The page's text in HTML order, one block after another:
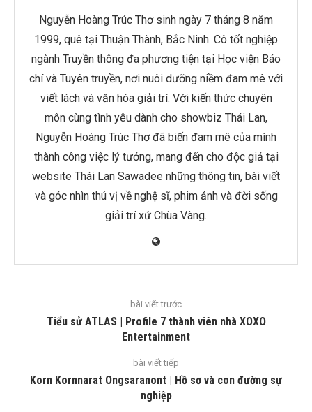
Nguyễn Hoàng Trúc Thơ sinh ngày 7 tháng 8 năm
1999, quê tại Thuận Thành, Bắc Ninh. Cô tốt nghiệp
ngành Truyền thông đa phương tiện tại Học viện Báo
chí và Tuyên truyền, nơi nuôi dưỡng niềm đam mê với
viết lách và văn hóa giải trí. Với kiến thức chuyên
môn cùng tình yêu dành cho showbiz Thái Lan,
Nguyễn Hoàng Trúc Thơ đã biến đam mê của mình
thành công việc lý tưởng, mang đến cho độc giả tại
website Thái Lan Sawadee những thông tin, bài viết
và góc nhìn thú vị về nghệ sĩ, phim ảnh và đời sống
giải trí xứ Chùa Vàng.
bài viết trước
Tiểu sử ATLAS | Profile 7 thành viên nhà XOXO
Entertainment
bài viết tiếp
Korn Kornnarat Ongsaranont | Hồ sơ và con đường sự
nghiệp